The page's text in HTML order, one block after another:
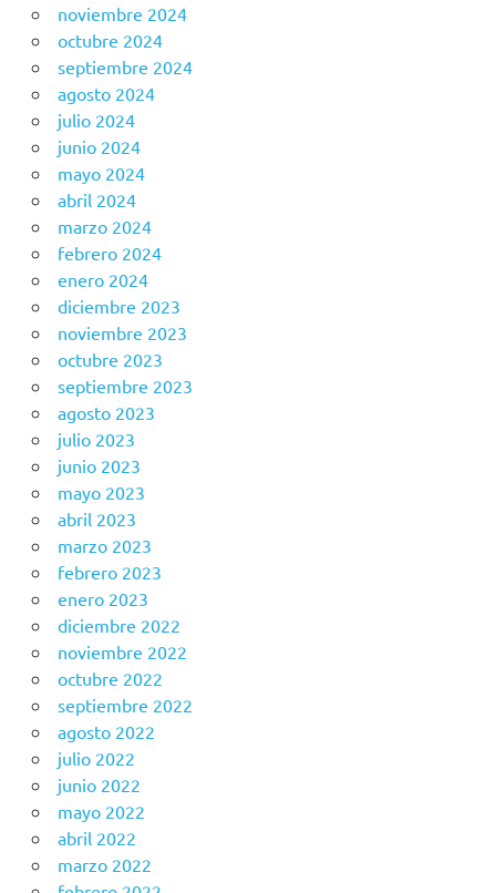
noviembre 2024
octubre 2024
septiembre 2024
agosto 2024
julio 2024
junio 2024
mayo 2024
abril 2024
marzo 2024
febrero 2024
enero 2024
diciembre 2023
noviembre 2023
octubre 2023
septiembre 2023
agosto 2023
julio 2023
junio 2023
mayo 2023
abril 2023
marzo 2023
febrero 2023
enero 2023
diciembre 2022
noviembre 2022
octubre 2022
septiembre 2022
agosto 2022
julio 2022
junio 2022
mayo 2022
abril 2022
marzo 2022